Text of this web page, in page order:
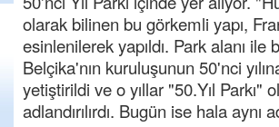
olarak bilinen bu görkemli yapı,
esinlenilerek yapıldı. Park alanı ile
Belçika'nın kuruluşunun 50'nci
yetiştirildi ve o yıllar "50.Yıl Parkı"
adlandırılırdı. Bugün ise hala aynı